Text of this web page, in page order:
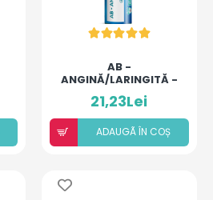
AB -
ANGINĂ/LARINGITĂ -
ADULȚI (BILUȚE)
21,23Lei
ADAUGÃ ÎN COȘ